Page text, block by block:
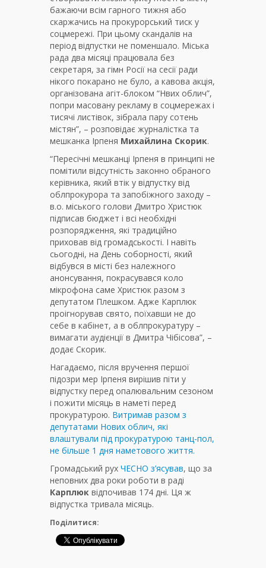
бажаючи всім гарного тижня або
скаржачись на прокурорський тиск у
соцмережі. При цьому скандалів на
період відпустки не поменшало. Міська
рада два місяці працювала без
секретаря, за гімн Росії на сесії ради
нікого покарано не було, а кавова акція,
організована агіт-блоком “Нвих облич”,
попри масовану рекламу в соцмережах і
тисячі листівок, зібрала пару сотень
містян”, – розповідає журналістка та
мешканка Ірпеня Михайлина Скорик.
“Пересічні мешканці Ірпеня в принципі не
помітили відсутність законно обраного
керівника, який втік у відпустку від
облпрокурора та запобіжного заходу –
в.о. міського голови Дмитро Христюк
підписав бюджет і всі необхідні
розпорядження, які традиційно
приховав від громадськості. І навіть
сьогодні, на День соборності, який
відбувся в місті без належного
анонсування, покрасувався коло
мікрофона саме Христюк разом з
депутатом Плешком. Адже Карплюк
проігнорував свято, поїхавши не до
себе в кабінет, а в облпрокуратуру –
вимагати аудієнції в Дмитра Чібісова”, –
додає Скорик.
Нагадаємо, після вручення першої
підозри мер Ірпеня вирішив піти у
відпустку перед опалювальним сезоном
і пожити місяць в наметі перед
прокуратурою. Витримав разом з
депутатами Нових облич, які
влаштували під прокуратурою танц-пол,
не більше 1 дня наметового життя.
Громадський рух ЧЕСНО з’ясував, що за
неповних два роки роботи в раді
Карплюк відпочивав 174 дні. Ця ж
відпустка тривала місяць.
Поділитися: